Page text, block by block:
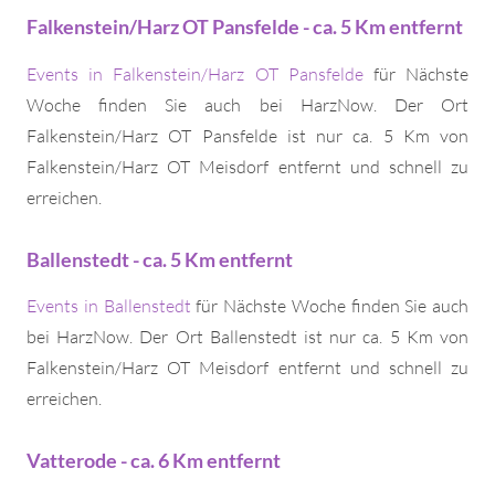
Falkenstein/Harz OT Pansfelde - ca. 5 Km entfernt
Events in Falkenstein/Harz OT Pansfeldefür Nächste
Woche finden Sie auch bei HarzNow. Der Ort
Falkenstein/Harz OT Pansfelde ist nur ca. 5 Km von
Falkenstein/Harz OT Meisdorf entfernt und schnell zu
erreichen.
Ballenstedt - ca. 5 Km entfernt
Events in Ballenstedt für Nächste Woche finden Sie auch
bei HarzNow. Der Ort Ballenstedt ist nur ca. 5 Km von
Falkenstein/Harz OT Meisdorf entfernt und schnell zu
erreichen.
Vatterode - ca. 6 Km entfernt